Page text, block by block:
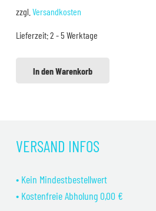
3,99 €3,50 €.
zzgl. Versandkosten
Lieferzeit:2 - 5 Werktage
In den Warenkorb
VERSAND INFOS
• Kein Mindestbestellwert
• Kostenfreie Abholung 0,00 €